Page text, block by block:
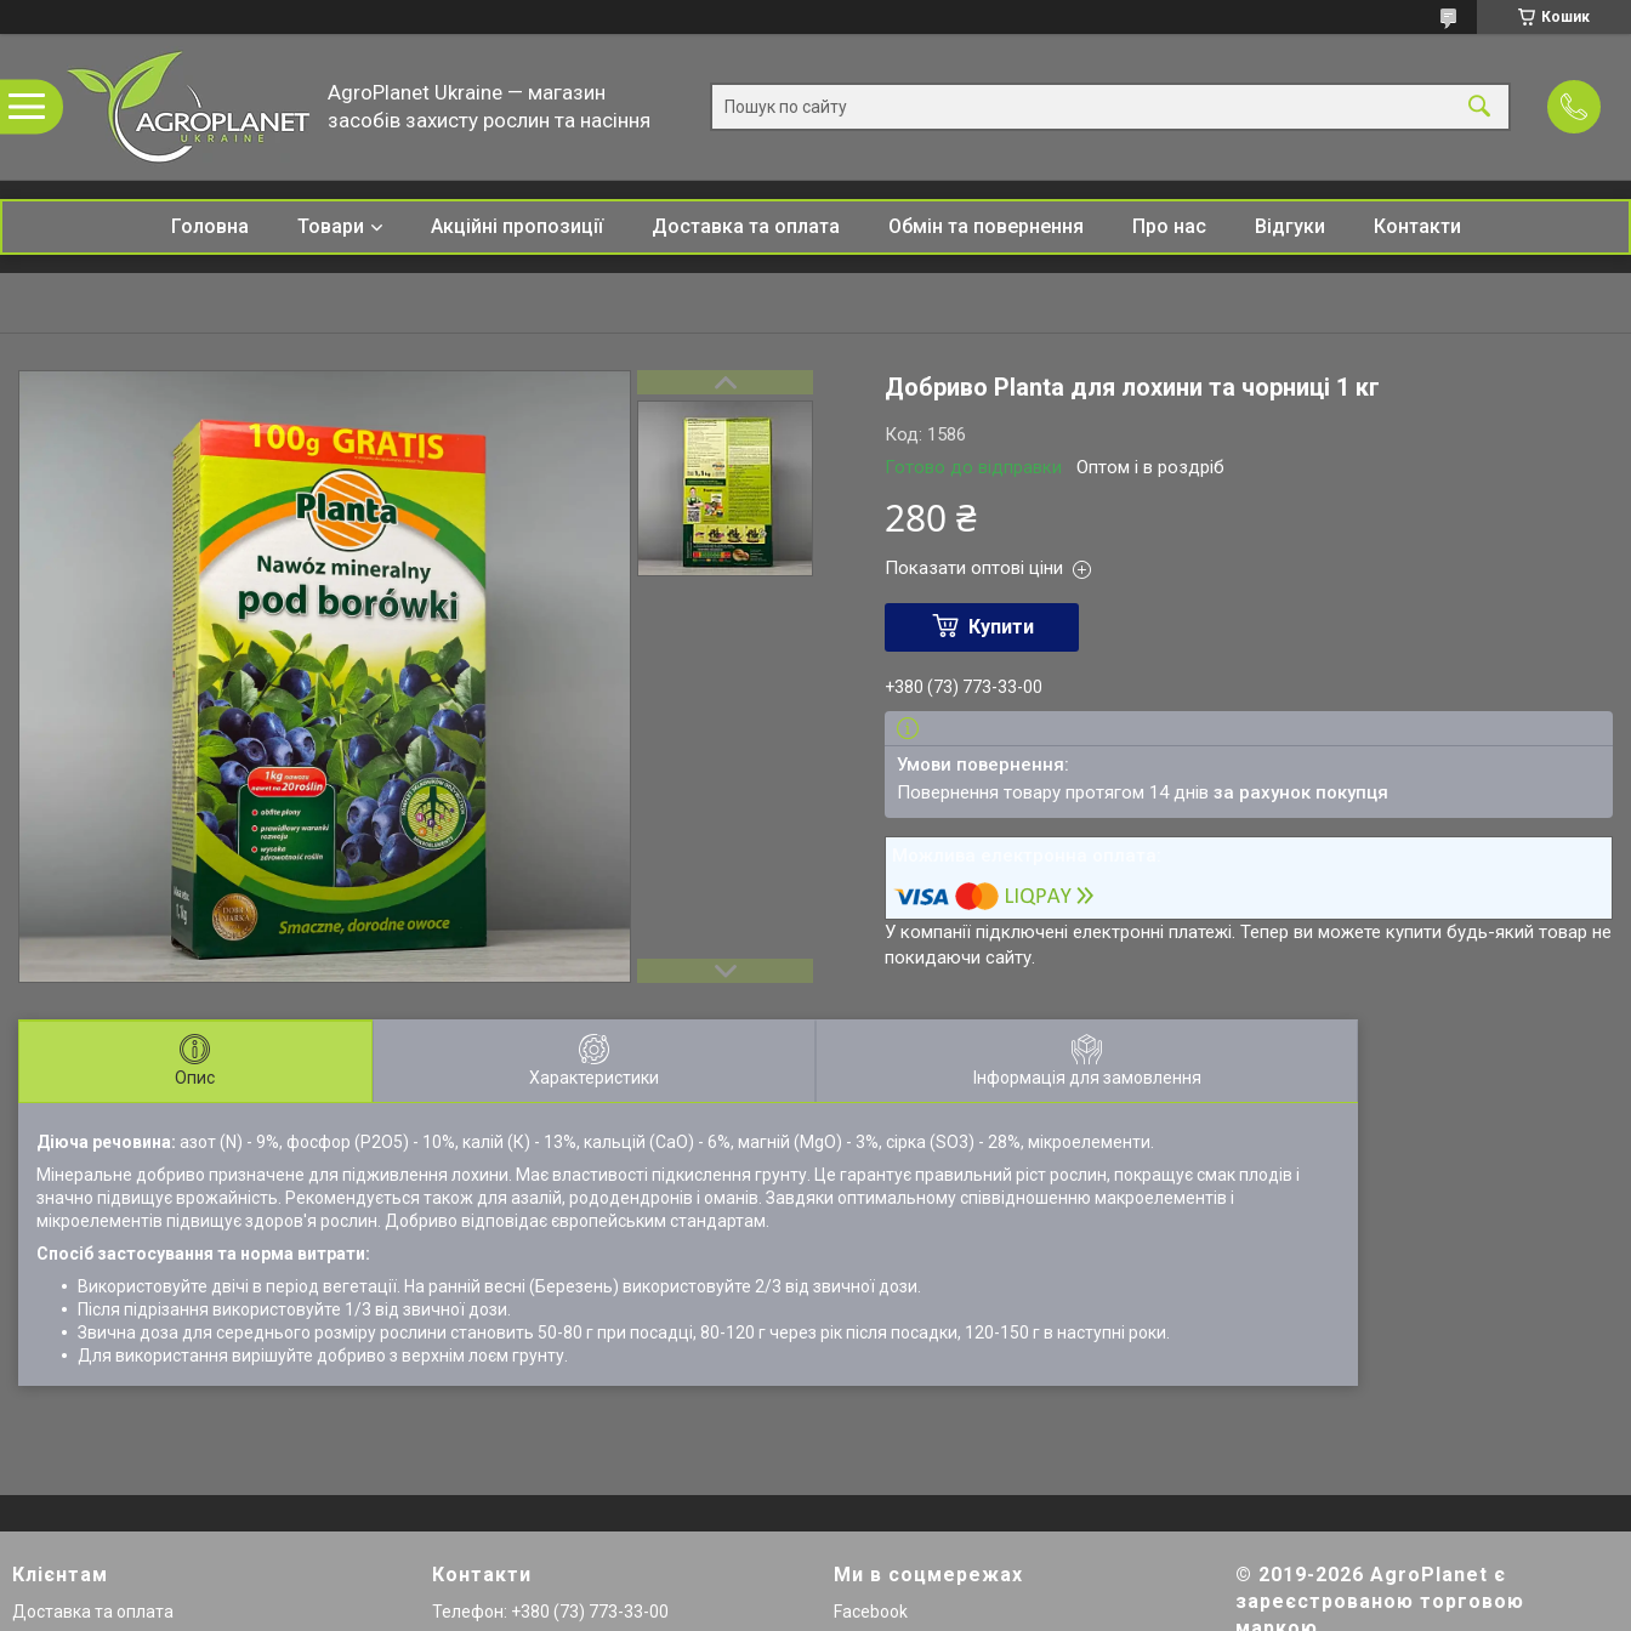
Кошик
AgroPlanet Ukraine — магазин
засобів захисту рослин та насіння
Головна Товари Акційні пропозиції Доставка та оплата Обмін та повернення Про нас Відгуки Контакти
Добриво Planta для лохини та чорниці 1 кг
Готово до відправки Оптом і в роздріб
Код: 1586
280 ₴
Показати оптові ціни
Купити
+380 (73) 773-33-00
повернення товару протягом 14 днівза рахунок покупця
У компанії підключені електронні платежі. Тепер ви можете купити будь-який товар не
покидаючи сайту.
Опис Характеристики Інформація для замовлення
Діюча речовина: азот (N) - 9%, фосфор (P2O5) - 10%, калій (К) - 13%, кальцій (CaO) - 6%, магній (MgO) - 3%, сірка (SO3) - 28%, мікроелементи.
Мінеральне добриво призначене для підживлення лохини. Має властивості підкислення грунту. Це гарантує правильний ріст рослин, покращує смак плодів і
значно підвищує врожайність. Рекомендується також для азалій, рододендронів і оманів. Завдяки оптимальному співвідношенню макроелементів і
мікроелементів підвищує здоров'я рослин. Добриво відповідає європейським стандартам.
Спосіб застосування та норма витрати:
Використовуйте двічі в період вегетації. На ранній весні (Березень) використовуйте 2/3 від звичної дози.
Після підрізання використовуйте 1/3 від звичної дози.
Звична доза для середнього розміру рослини становить 50-80 г при посадці, 80-120 г через рік після посадки, 120-150 г в наступні роки.
Для використання вирішуйте добриво з верхнім лоєм грунту.
Клієнтам
Доставка та оплата
Контакти
Телефон: +380 (73) 773-33-00
Ми в соцмережах
Facebook
© 2019-2026 AgroPlanet є
зареєстрованою торговою